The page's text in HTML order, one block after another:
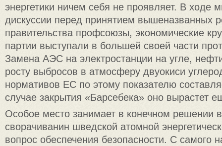
энергетики ничем себя не проявляет. В ходе
дискуссии перед принятием вышеназванных
правительства профсоюзы, экономические
партии выступали в большей своей части
Замена АЭС на электростанции на угле,
росту выбросов в атмосферу двуокиси
нормативов ЕС по этому показателю
случае закрытия «Барсебека» оно вырастет
Особое место занимает в конечном решении
сворачиванин шведской атомной
вопрос обеспечения безопасности. С самого